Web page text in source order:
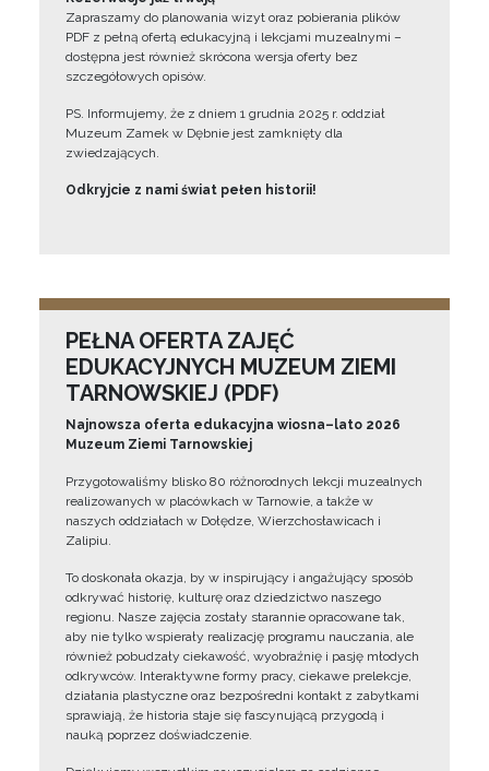
Zapraszamy do planowania wizyt oraz pobierania plików
PDF z pełną ofertą edukacyjną i lekcjami muzealnymi –
dostępna jest również skrócona wersja oferty bez
szczegółowych opisów.
PS. Informujemy, że z dniem 1 grudnia 2025 r. oddział
Muzeum Zamek w Dębnie jest zamknięty dla
zwiedzających.
Odkryjcie z nami świat pełen historii!
PEŁNA OFERTA ZAJĘĆ
EDUKACYJNYCH MUZEUM ZIEMI
TARNOWSKIEJ (PDF)
Najnowsza oferta edukacyjna wiosna–lato 2026
Muzeum Ziemi Tarnowskiej
Przygotowaliśmy blisko 80 różnorodnych lekcji muzealnych
realizowanych w placówkach w Tarnowie, a także w
naszych oddziałach w Dołędze, Wierzchosławicach i
Zalipiu.
To doskonała okazja, by w inspirujący i angażujący sposób
odkrywać historię, kulturę oraz dziedzictwo naszego
regionu. Nasze zajęcia zostały starannie opracowane tak,
aby nie tylko wspierały realizację programu nauczania, ale
również pobudzały ciekawość, wyobraźnię i pasję młodych
odkrywców. Interaktywne formy pracy, ciekawe prelekcje,
działania plastyczne oraz bezpośredni kontakt z zabytkami
sprawiają, że historia staje się fascynującą przygodą i
nauką poprzez doświadczenie.